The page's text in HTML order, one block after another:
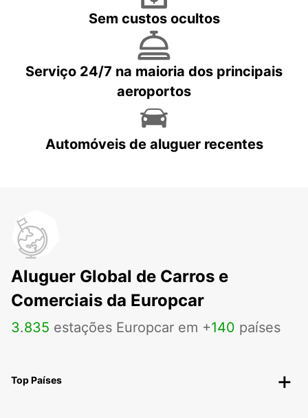
Sem custos ocultos
Serviço 24/7 na maioria dos principais
aeroportos
Automóveis de aluguer recentes
Aluguer Global de Carros e
Comerciais da Europcar
3.835 estações Europcar em +140 países
Top Países